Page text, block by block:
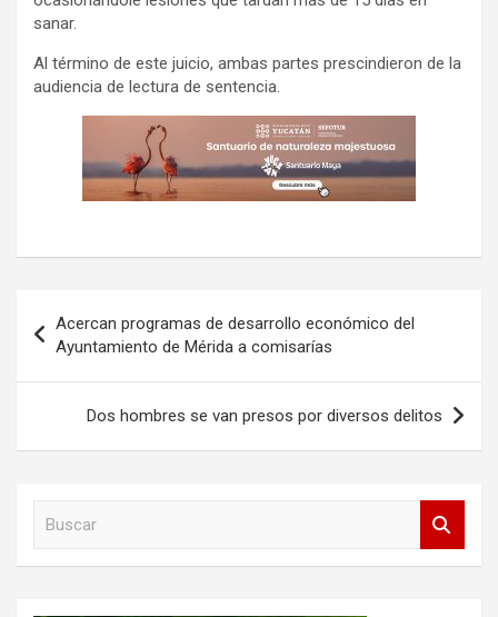
sanar.
Al término de este juicio, ambas partes prescindieron de la
audiencia de lectura de sentencia.
de
entradas
Acercan programas de desarrollo económico del
Ayuntamiento de Mérida a comisarías
Dos hombres se van presos por diversos delitos